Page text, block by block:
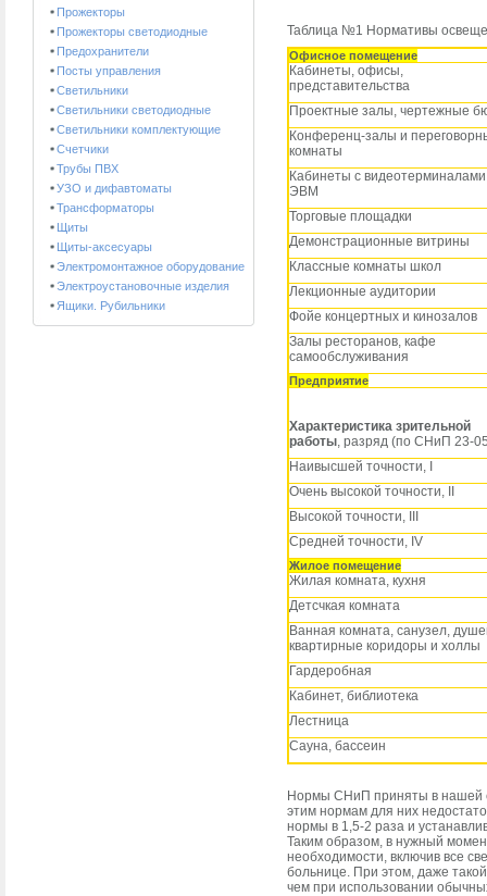
Прожекторы
Прожекторы светодиодные
Предохранители
Посты управления
Светильники
Светильники светодиодные
Светильники комплектующие
Счетчики
Трубы ПВХ
УЗО и дифавтоматы
Трансформаторы
Щиты
Щиты-аксесуары
Электромонтажное оборудование
Электроустановочные изделия
Ящики. Рубильники
Таблица №1 Нормативы
Офисное помещение
Кабинеты, офисы,
представительства
Проектные залы, чертежные
Конференц-залы и
комнаты
Кабинеты с видеотерминалами
ЭВМ
Торговые площадки
Демонстрационные витрины
Классные комнаты школ
Лекционные аудитории
Фойе концертных и кинозалов
Залы ресторанов, кафе
самообслуживания
Предприятие
Характеристика зрительной
работы, разряд (по СНиП 23-
Наивысшей точности, I
Очень высокой точности, II
Высокой точности, III
Средней точности, IV
Жилое помещение
Жилая комната, кухня
Детсчкая комната
Ванная комната, санузел,
квартирные коридоры и холлы
Гардеробная
Кабинет, библиотека
Лестница
Сауна, бассеин
Нормы СНиП приняты в нашей
этим нормам для них
нормы в 1,5-2 раза и
Таким образом, в нужный
необходимости, включив все
больнице. При этом, даже
чем при использовании